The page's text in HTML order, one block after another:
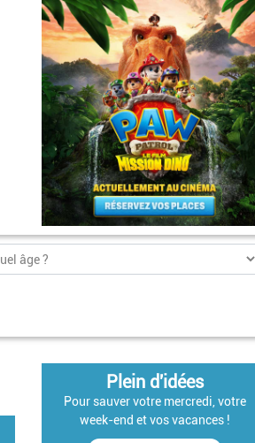
Plein d'idées
Pour sauver votre mercredi, votre
week-end et vos vacances !